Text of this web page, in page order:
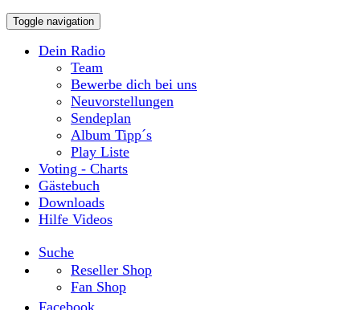
Toggle navigation
Dein Radio
Team
Bewerbe dich bei uns
Neuvorstellungen
Sendeplan
Album Tipp´s
Play Liste
Voting - Charts
Gästebuch
Downloads
Hilfe Videos
Suche
Reseller Shop
Fan Shop
Facebook